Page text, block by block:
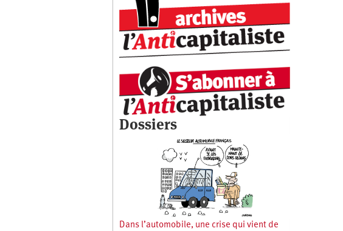
Dossiers
Dans l’automobile, une crise qui vient de